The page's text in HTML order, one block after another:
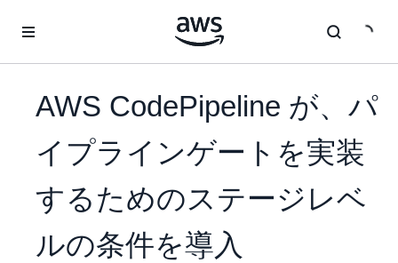
AWS CodePipeline が、パ
イプラインゲートを実装
するためのステージレベ
ルの条件を導入